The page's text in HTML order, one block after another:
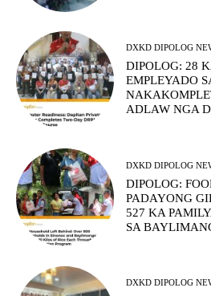
DXKD DIPOLOG
DIPOLOG: 28
EMPLEYADO
ADLAW NGA
DXKD DIPOLOG
DIPOLOG:
PADAYONG
527 KA
SA
DXKD DIPOLOG